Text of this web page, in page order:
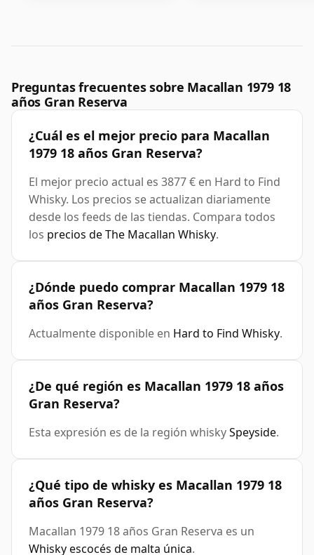
Preguntas frecuentes sobre Macallan 1979 18
años Gran Reserva
¿Cuál es el mejor precio para Macallan
1979 18 años Gran Reserva?
El mejor precio actual es 3877 € en Hard to Find
Whisky. Los precios se actualizan diariamente
desde los feeds de las tiendas. Compara todos
los precios de The Macallan Whisky.
¿Dónde puedo comprar Macallan 1979 18
años Gran Reserva?
Actualmente disponible en Hard to Find Whisky.
¿De qué región es Macallan 1979 18 años
Gran Reserva?
Esta expresión es de la región whiskySpeyside.
¿Qué tipo de whisky es Macallan 1979 18
años Gran Reserva?
Macallan 1979 18 años Gran Reserva es un
Whisky escocés de malta única.